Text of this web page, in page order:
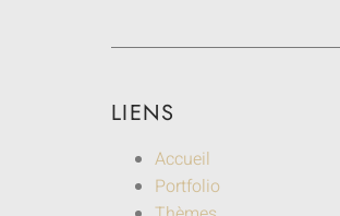
LIENS
Accueil
Portfolio